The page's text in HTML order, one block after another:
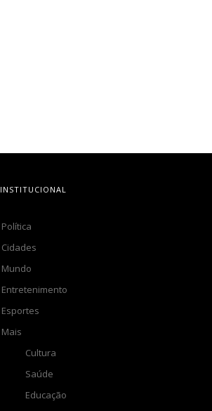
INSTITUCIONAL
Política
Cidades
Mundo
Entretenimento
Esportes
Mais
Cultura
Saúde
Educação